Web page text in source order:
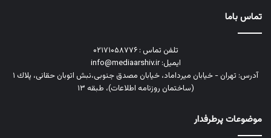
تماس باما
تلفن تماس : ۰۲۱۷۱۰۵۸۷۷۶
ایمیل: info@mediaarshiv.ir
آدرس: تهران - خیابان میرداماد، خیابان مصدق جنوبی،نبش اتوبان حقانی، پلاك ١
(ساختمان روزنامه اطلاعات)، طبقه ۱۳
موضوعات پرطرفدار